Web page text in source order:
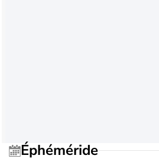
Éphéméride